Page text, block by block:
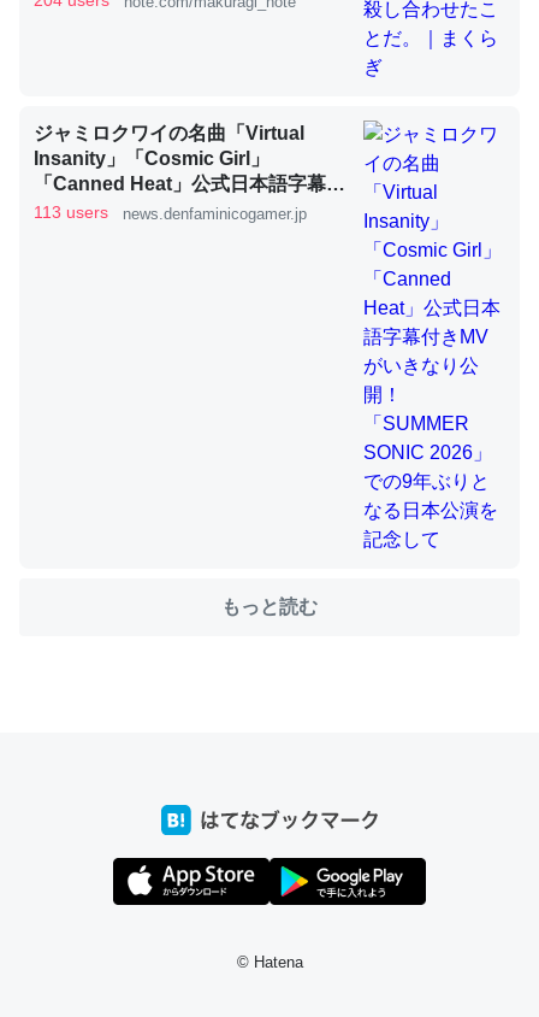
これを元に考えるとカルシウムを大量に使う脊椎動物と貝
類は苦労してるんだな…。腹足類だと殻を無くしてナメク
いのか」に関する新仮説
ウチもEchoを実家に置いて４年。でたまに覗いてる。ぼ
ちぼちRingも置こうかと画策中。あと、Googleマップで
位置情報を共有してる。電池残量や充電中かが分かるので
─たまにLINEするくらいだった遠方の父67歳と僕。ITツール導入で
コミュニケーションが劇的に変化した｜tayorini by LIFULL介護
とかSpotifyを支払う孝行もできる。一生で親と会える残
私も3年前ぐらいに祖母の家に設置した。ポケットWifiみ
たいなのでネット環境作ったけどAlexaしか使わないので
https://toyoshi.hatenablog.com/entry/2019/05/15/1805
ジャミロクワイの名曲「Virtual
Insanity」「Cosmic Girl」
「Canned Heat」公式日本語字幕付
きMVがいきなり公開！「SUMMER
113 users news.denfaminicogamer.jp
もっと読む
© Hatena